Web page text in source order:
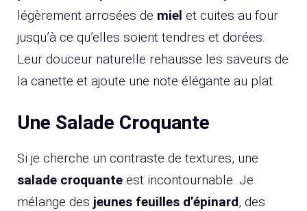
légèrement arrosées de miel et cuites au four
jusqu’à ce qu’elles soient tendres et dorées.
Leur douceur naturelle rehausse les saveurs de
la canette et ajoute une note élégante au plat.
Une Salade Croquante
Si je cherche un contraste de textures, une
salade croquante est incontournable. Je
mélange des jeunes feuilles d’épinard, des